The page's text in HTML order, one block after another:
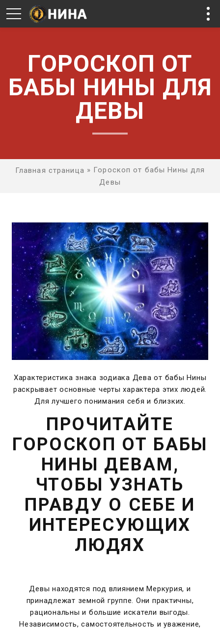
ГОРОСКОП ОТ
БАБЫ НИНЫ ДЛЯ
ДЕВЫ
Главная страница » Гороскоп от бабы Нины для
Девы
Характеристика знака зодиака Дева от бабы Нины
раскрывает основные черты характера этих людей.
Для лучшего понимания себя и близких.
ПРОЧИТАЙТЕ
ГОРОСКОП ОТ БАБЫ
НИНЫ ДЕВАМ,
ЧТОБЫ УЗНАТЬ
ПРАВДУ О СЕБЕ И
ИНТЕРЕСУЮЩИХ
ЛЮДЯХ
Девы находятся под влиянием Меркурия, и
принадлежат земной группе. Они практичны,
рациональны и большие искатели выгоды.
Независимость, самостоятельность и уважение,